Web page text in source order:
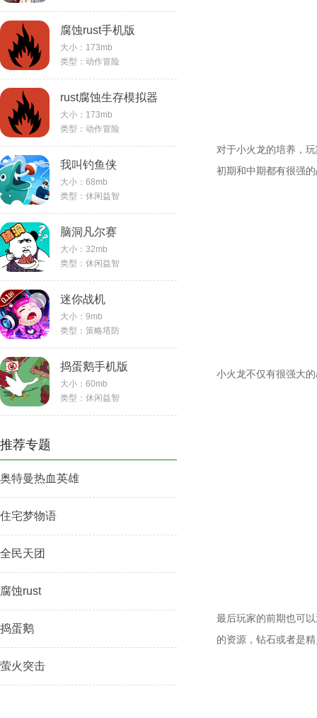
腐蚀rust手机版
大小：173mb
类型：动作冒险
rust腐蚀生存模拟器
大小：173mb
类型：动作冒险
我叫钓鱼侠
大小：68mb
类型：休闲益智
脑洞凡尔赛
大小：32mb
类型：休闲益智
迷你战机
大小：9mb
类型：策略塔防
捣蛋鹅手机版
大小：60mb
类型：休闲益智
推荐专题
奥特曼热血英雄
住宅梦物语
全民天团
腐蚀rust
捣蛋鹅
萤火突击
对于小火龙的培养，
初期和中期都有很强
小火龙不仅有很强大
最后玩家的前期也可
的资源，钻石或者是